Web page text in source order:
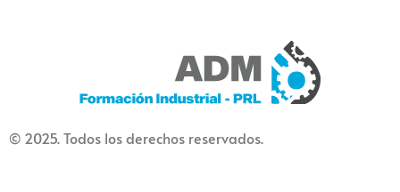
© 2025. Todos los derechos reservados.